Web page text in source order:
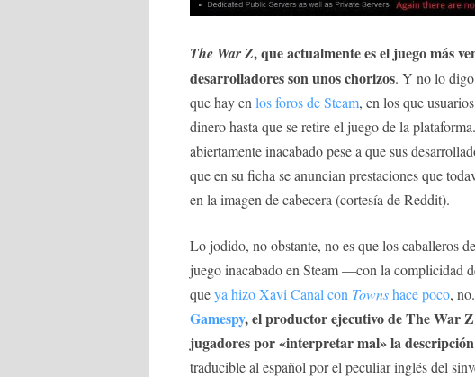
The War Z, que actualmente es el juego más
desarrolladores son unos chorizos. Y no lo
que hay en los foros de Steam, en los que
dinero hasta que se retire el juego de la
abiertamente inacabado pese a que sus
que en su ficha se anuncian prestaciones que
en la imagen de cabecera (cortesía de Reddit).
Lo jodido, no obstante, no es que los caballeros
juego inacabado en Steam —con la complicidad
queya hizo Xavi Canal con Townshace poco, no.
Gamespy, el productor ejecutivo de The War
jugadores por «interpretar mal» la
traducible al español por el peculiar inglés del